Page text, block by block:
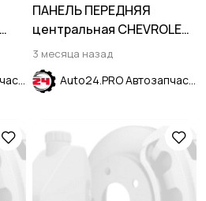
Auto24.PRO Автозапчасти
ПАНЕЛЬ ПЕРЕДНЯЯ
центральная CHEVROLET
EQUINOX 2017-2023
3 месяца назад
Auto24.PRO Автозапчасти